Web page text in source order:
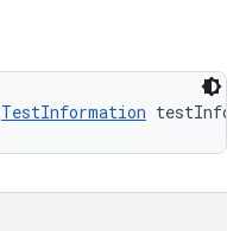
TestInformation testInfo)